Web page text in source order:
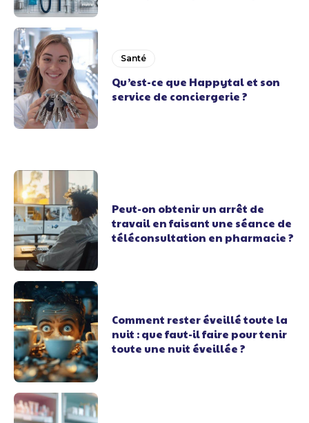
Santé
Qu’est-ce que Happytal et son
service de conciergerie ?
Peut-on obtenir un arrêt de
travail en faisant une séance de
téléconsultation en pharmacie ?
Comment rester éveillé toute la
nuit : que faut-il faire pour tenir
toute une nuit éveillée ?